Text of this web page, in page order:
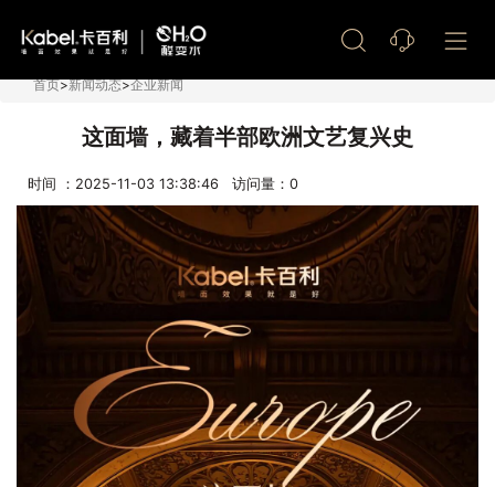
首页>新闻动态>企业新闻
这面墙，藏着半部欧洲文艺复兴史
时间 ：2025-11-03 13:38:46 访问量： 0